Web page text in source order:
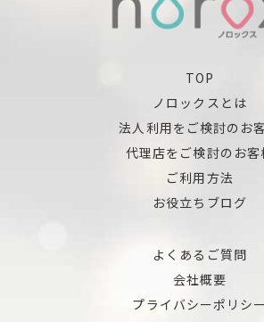
TOP
ノロックスとは
法人利用をご検討のお
代理店をご検討のお客
ご利用方法
お役立ちブログ
よくあるご質問
会社概要
プライバシーポリシー